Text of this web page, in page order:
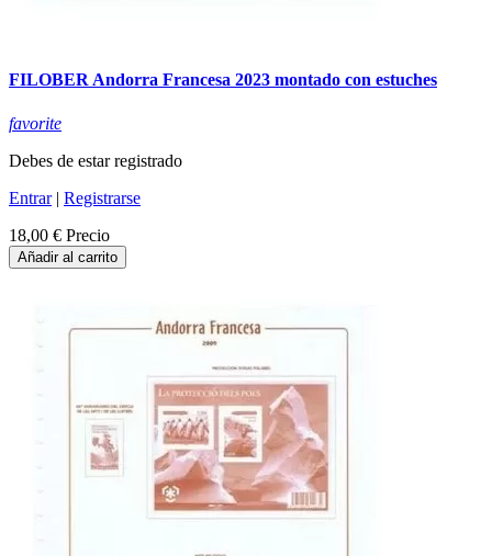
FILOBER Andorra Francesa 2023 montado con estuches
favorite
Debes de estar registrado
Entrar| Registrarse
18,00 € Precio
Añadir al carrito